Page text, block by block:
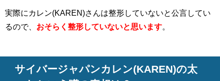
実際にカレン(KAREN)さんは整形していないと公言してい
るので、 おそらく整形していないと思います
サイバージャパンカレン(KAREN)の太